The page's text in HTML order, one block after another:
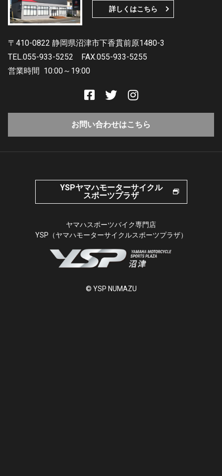
詳しくはこちら
〒410-0822 静岡県沼津市下香貫前原1480-3
TEL.055-933-5252
FAX.055-933-5255
営業時間 10:00～19:00
お問い合わせはこちら
YSPヤマハモーターサイクル
スポーツプラザ
ヤマハスポーツバイク専門店
YSP（ヤマハモーターサイクルスポーツプラザ）
© YSP NUMAZU